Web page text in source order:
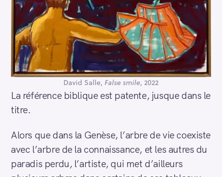
David Salle, False smile, 2022
La référence biblique est patente, jusque dans le
titre.
Alors que dans la Genèse, l’arbre de vie coexiste
avec l’arbre de la connaissance, et les autres du
paradis perdu, l’artiste, qui met d’ailleurs